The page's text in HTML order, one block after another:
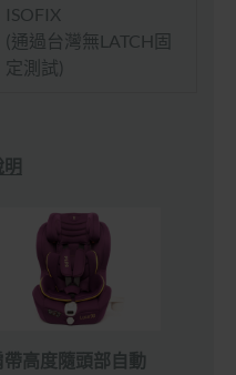
ISOFIX
(通過台灣無LATCH固
定測試)
帶高度隨頭部自動